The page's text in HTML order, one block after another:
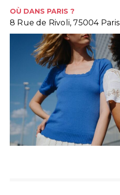
OÙ DANS PARIS ?
8 Rue de Rivoli, 75004 Paris